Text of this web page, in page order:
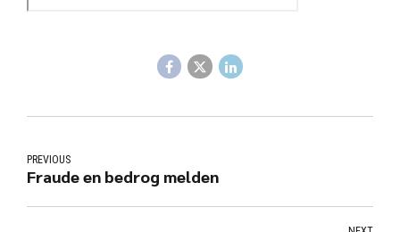
PREVIOUS
Fraude en bedrog melden